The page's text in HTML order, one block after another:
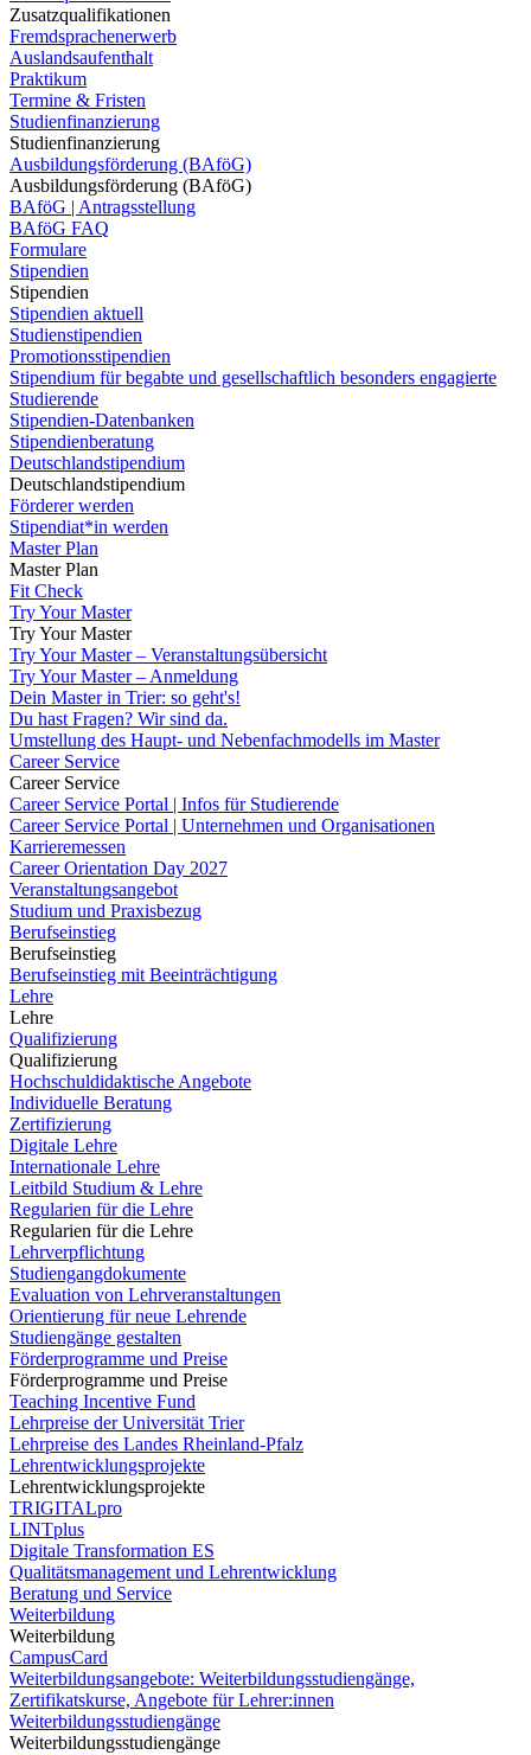
Zusatzqualifikationen
Fremdsprachenerwerb
Auslandsaufenthalt
Praktikum
Termine & Fristen
Studienfinanzierung
Studienfinanzierung
Ausbildungsförderung (BAföG)
Ausbildungsförderung (BAföG)
BAföG | Antragsstellung
BAföG FAQ
Formulare
Stipendien
Stipendien
Stipendien aktuell
Studienstipendien
Promotionsstipendien
Stipendium für begabte und gesellschaftlich besonders engagierte
Studierende
Stipendien-Datenbanken
Stipendienberatung
Deutschlandstipendium
Deutschlandstipendium
Förderer werden
Stipendiat*in werden
Master Plan
Master Plan
Fit Check
Try Your Master
Try Your Master
Try Your Master – Veranstaltungsübersicht
Try Your Master – Anmeldung
Dein Master in Trier: so geht's!
Du hast Fragen? Wir sind da.
Umstellung des Haupt- und Nebenfachmodells im Master
Career Service
Career Service
Career Service Portal | Infos für Studierende
Career Service Portal | Unternehmen und Organisationen
Karrieremessen
Career Orientation Day 2027
Veranstaltungsangebot
Studium und Praxisbezug
Berufseinstieg
Berufseinstieg
Berufseinstieg mit Beeinträchtigung
Lehre
Lehre
Qualifizierung
Qualifizierung
Hochschuldidaktische Angebote
Individuelle Beratung
Zertifizierung
Digitale Lehre
Internationale Lehre
Leitbild Studium & Lehre
Regularien für die Lehre
Regularien für die Lehre
Lehrverpflichtung
Studiengangdokumente
Evaluation von Lehrveranstaltungen
Orientierung für neue Lehrende
Studiengänge gestalten
Förderprogramme und Preise
Förderprogramme und Preise
Teaching Incentive Fund
Lehrpreise der Universität Trier
Lehrpreise des Landes Rheinland-Pfalz
Lehrentwicklungsprojekte
Lehrentwicklungsprojekte
TRIGITALpro
LINTplus
Digitale Transformation ES
Qualitätsmanagement und Lehrentwicklung
Beratung und Service
Weiterbildung
Weiterbildung
CampusCard
Weiterbildungsangebote: Weiterbildungsstudiengänge,
Zertifikatskurse, Angebote für Lehrer:innen
Weiterbildungsstudiengänge
Weiterbildungsstudiengänge